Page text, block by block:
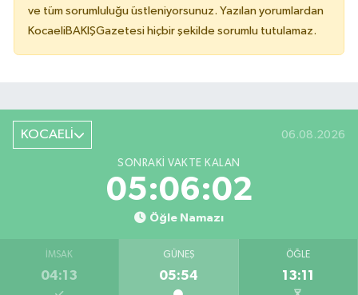
ve tüm sorumluluğu üstleniyorsunuz. Yazılan yorumlardan
KocaeliBAKIŞGazetesi hiçbir şekilde sorumlu tutulamaz.
KOCAELİ 06.08.2026
SONRAKI VAKTE KALAN
05:06:02
Öğle Namazı
İMSAK
04:13
GÜNEŞ
05:54
ÖĞLE
13:11